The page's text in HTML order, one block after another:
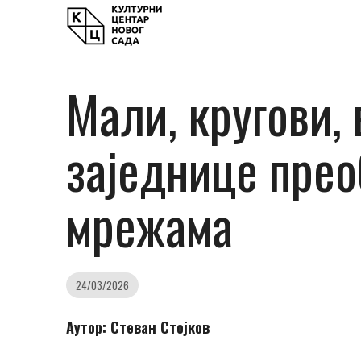
Мали,
заједнице
мрежама
24/03/2026
Аутор: Стеван Стојков